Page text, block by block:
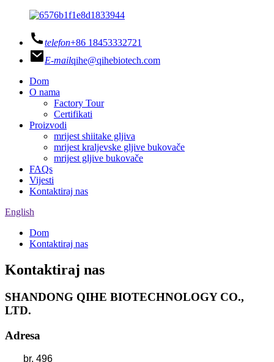
telefon+86 18453332721
E-mailqihe@qihebiotech.com
Dom
O nama
Factory Tour
Certifikati
Proizvodi
mrijest shiitake gljiva
mrijest kraljevske gljive bukovače
mrijest gljive bukovače
FAQs
Vijesti
Kontaktiraj nas
English
Dom
Kontaktiraj nas
Kontaktiraj nas
SHANDONG QIHE BIOTECHNOLOGY CO.,
LTD.
Adresa
br. 496